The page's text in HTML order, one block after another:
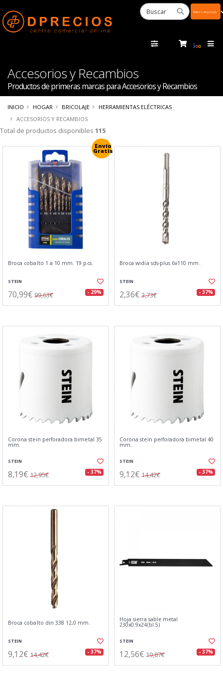
Accesorios y Recambios
Productos de primeras marcas para Accesorios y Recambios
INICIO HOGAR BRICOLAJE
HERRAMIENTAS ELÉCTRICAS
ACCESORIOS Y RECAMBIOS
Total de productos disponibles 115
Envío
Gratis
Broca cobalto 1 a 10 mm. 19 pcs.
STEIN
70,99€ 99,63€ - 29%
Broca widia sds-plus 6x110 mm.
STEIN
2,36€ 3,73€ - 37%
Corona stein perforadora bimetal 35
mm.
STEIN
8,19€ 12,95€ - 37%
Corona stein perforadora bimetal 40
mm.
STEIN
9,12€ 14,42€ - 37%
Broca cobalto din 338 12,0 mm.
STEIN
9,12€ 14,42€ - 37%
Hoja sierra sable metal
230x0.9x24(bl.5)
STEIN
12,56€ 19,87€ - 37%